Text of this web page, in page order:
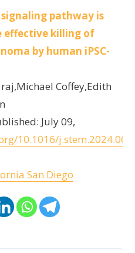
pathway is
effective killing of
by human iPSC-
Coffey,Edith
July 09,
10.1016/
San Diego